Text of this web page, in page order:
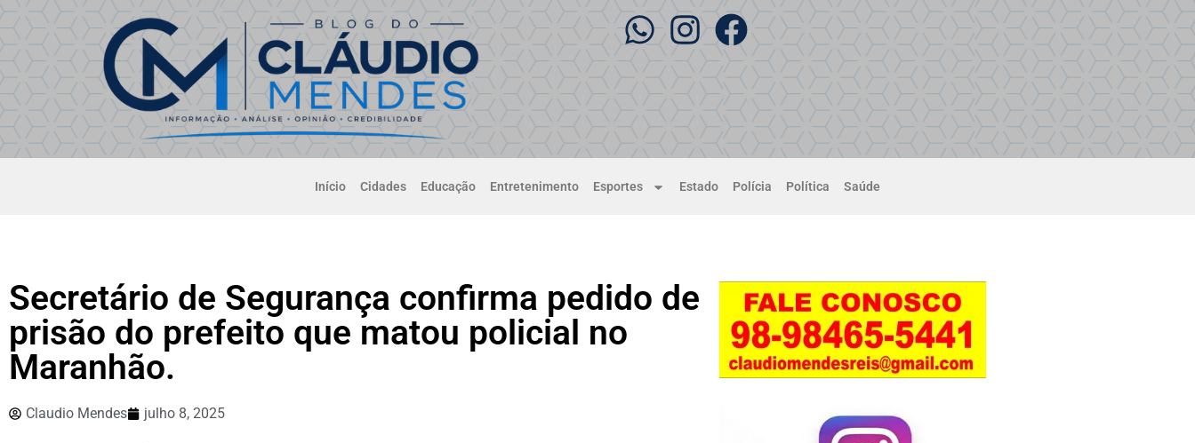
Início Cidades Educação Entretenimento Esportes Estado Polícia Política Saúde
Secretário de Segurança confirma pedido de
prisão do prefeito que matou policial no
Maranhão.
Claudio Mendes julho 8, 2025